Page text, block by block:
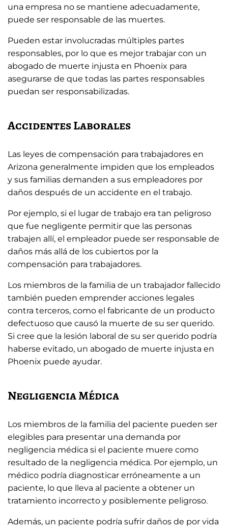
una empresa no se mantiene adecuadamente,
puede ser responsable de las muertes.
Pueden estar involucradas múltiples partes
responsables, por lo que es mejor trabajar con un
abogado de muerte injusta en Phoenix para
asegurarse de que todas las partes responsables
puedan ser responsabilizadas.
Accidentes Laborales
Las leyes de compensación para trabajadores en
Arizona generalmente impiden que los empleados
y sus familias demanden a sus empleadores por
daños después de un accidente en el trabajo.
Por ejemplo, si el lugar de trabajo era tan peligroso
que fue negligente permitir que las personas
trabajen allí, el empleador puede ser responsable de
daños más allá de los cubiertos por la
compensación para trabajadores.
Los miembros de la familia de un trabajador fallecido
también pueden emprender acciones legales
contra terceros, como el fabricante de un producto
defectuoso que causó la muerte de su ser querido.
Si cree que la lesión laboral de su ser querido podría
haberse evitado, un abogado de muerte injusta en
Phoenix puede ayudar.
Negligencia Médica
Los miembros de la familia del paciente pueden ser
elegibles para presentar una demanda por
negligencia médica si el paciente muere como
resultado de la negligencia médica. Por ejemplo, un
médico podría diagnosticar erróneamente a un
paciente, lo que lleva al paciente a obtener un
tratamiento incorrecto y posiblemente peligroso.
Además, un paciente podría sufrir daños de por vida